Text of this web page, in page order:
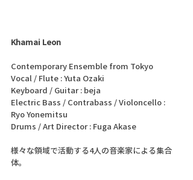
Khamai Leon
Contemporary Ensemble from Tokyo
Vocal / Flute : Yuta Ozaki
Keyboard / Guitar : beja
Electric Bass / Contrabass / Violoncello :
Ryo Yonemitsu
Drums / Art Director : Fuga Akase
様々な領域で活動する4人の音楽家による集合
体。